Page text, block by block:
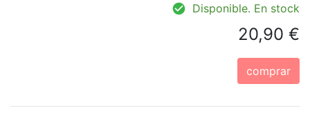
Disponible. En stock
20,90 €
comprar